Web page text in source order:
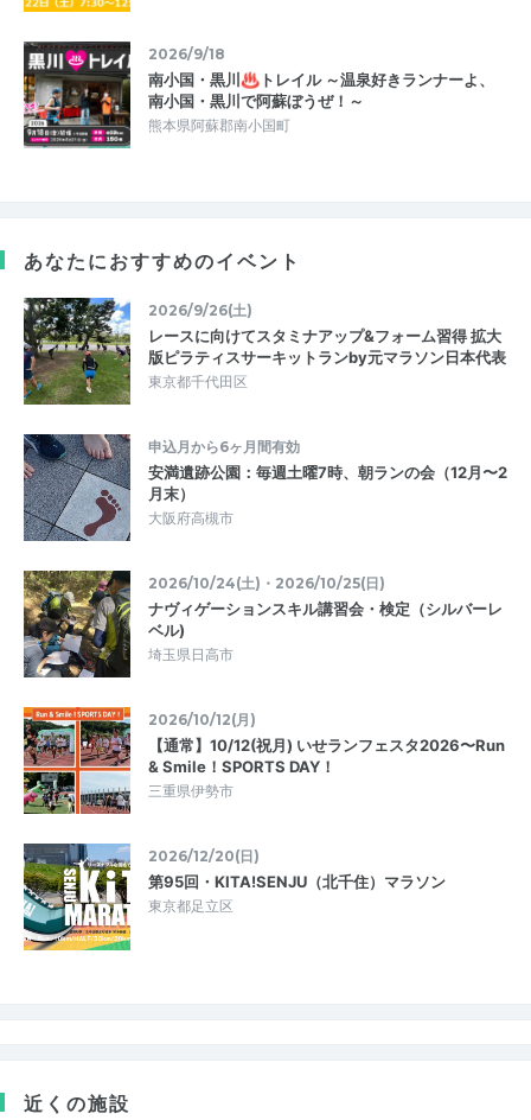
2026/9/18
南小国・黒川♨トレイル ～温泉好きランナーよ、
南小国・黒川で阿蘇ぼうぜ！～
熊本県阿蘇郡南小国町
あなたにおすすめのイベント
2026/9/26(土)
レースに向けてスタミナアップ&フォーム習得 拡大
版ピラティスサーキットランby元マラソン日本代表
東京都千代田区
申込月から6ヶ月間有効
安満遺跡公園：毎週土曜7時、朝ランの会（12月〜2
月末）
大阪府高槻市
2026/10/24(土)・2026/10/25(日)
ナヴィゲーションスキル講習会・検定（シルバーレ
ベル)
埼玉県日高市
2026/10/12(月)
【通常】10/12(祝月) いせランフェスタ2026〜Run
& Smile！SPORTS DAY！
三重県伊勢市
2026/12/20(日)
第95回・KITA!SENJU（北千住）マラソン
東京都足立区
近くの施設